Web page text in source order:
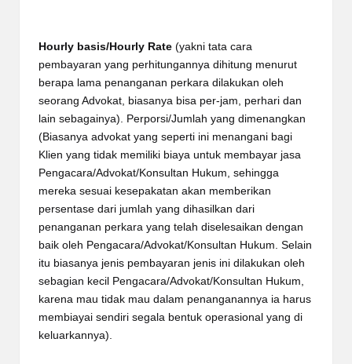
Hourly basis/Hourly Rate (yakni tata cara
pembayaran yang perhitungannya dihitung menurut
berapa lama penanganan perkara dilakukan oleh
seorang Advokat, biasanya bisa per-jam, perhari dan
lain sebagainya). Perporsi/Jumlah yang dimenangkan
(Biasanya advokat yang seperti ini menangani bagi
Klien yang tidak memiliki biaya untuk membayar jasa
Pengacara/Advokat/Konsultan Hukum, sehingga
mereka sesuai kesepakatan akan memberikan
persentase dari jumlah yang dihasilkan dari
penanganan perkara yang telah diselesaikan dengan
baik oleh Pengacara/Advokat/Konsultan Hukum. Selain
itu biasanya jenis pembayaran jenis ini dilakukan oleh
sebagian kecil Pengacara/Advokat/Konsultan Hukum,
karena mau tidak mau dalam penanganannya ia harus
membiayai sendiri segala bentuk operasional yang di
keluarkannya).